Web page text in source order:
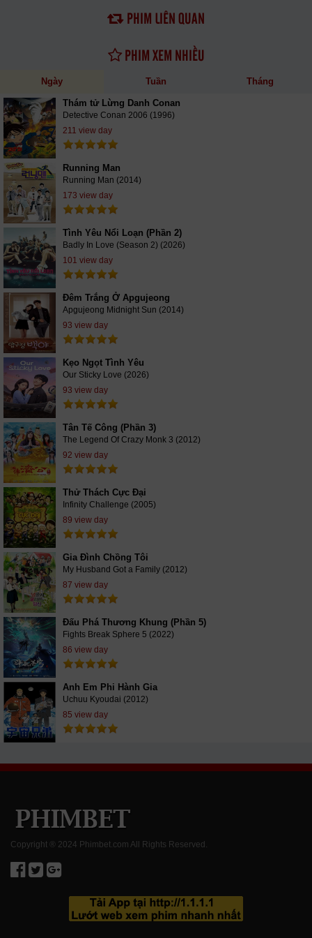
PHIM LIÊN QUAN
PHIM XEM NHIỀU
Ngày Tuần Tháng
Thám tử Lừng Danh Conan
Detective Conan 2006 (1996)
211 view day
Running Man
Running Man (2014)
173 view day
Tình Yêu Nổi Loạn (Phần 2)
Badly In Love (Season 2) (2026)
101 view day
Đêm Trắng Ở Apgujeong
Apgujeong Midnight Sun (2014)
93 view day
Kẹo Ngọt Tình Yêu
Our Sticky Love (2026)
93 view day
Tân Tế Công (Phần 3)
The Legend Of Crazy Monk 3 (2012)
92 view day
Thử Thách Cực Đại
Infinity Challenge (2005)
89 view day
Gia Đình Chồng Tôi
My Husband Got a Family (2012)
87 view day
Đấu Phá Thương Khung (Phần 5)
Fights Break Sphere 5 (2022)
86 view day
Anh Em Phi Hành Gia
Uchuu Kyoudai (2012)
85 view day
Copyright ® 2024 Phimbet.com All Rights Reserved.